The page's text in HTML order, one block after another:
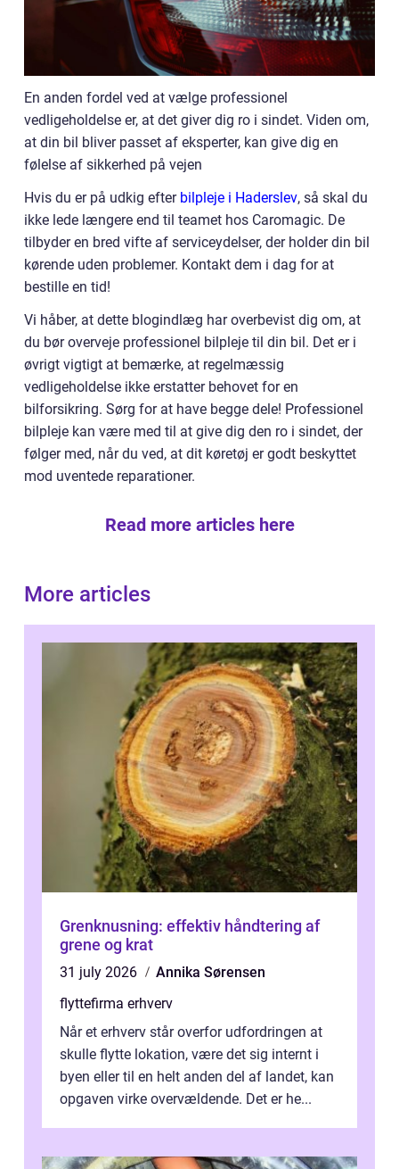
En anden fordel ved at vælge professionel
vedligeholdelse er, at det giver dig ro i sindet. Viden om,
at din bil bliver passet af eksperter, kan give dig en
følelse af sikkerhed på vejen
Hvis du er på udkig efter bilpleje i Haderslev, så skal du
ikke lede længere end til teamet hos Caromagic. De
tilbyder en bred vifte af serviceydelser, der holder din bil
kørende uden problemer. Kontakt dem i dag for at
bestille en tid!
Vi håber, at dette blogindlæg har overbevist dig om, at
du bør overveje professionel bilpleje til din bil. Det er i
øvrigt vigtigt at bemærke, at regelmæssig
vedligeholdelse ikke erstatter behovet for en
bilforsikring. Sørg for at have begge dele! Professionel
bilpleje kan være med til at give dig den ro i sindet, der
følger med, når du ved, at dit køretøj er godt beskyttet
mod uventede reparationer.
Read more articles here
More articles
Grenknusning: effektiv håndtering af
grene og krat
31 july 2026
Annika Sørensen
flyttefirma erhverv
Når et erhverv står overfor udfordringen at
skulle flytte lokation, være det sig internt i
byen eller til en helt anden del af landet, kan
opgaven virke overvældende. Det er he...